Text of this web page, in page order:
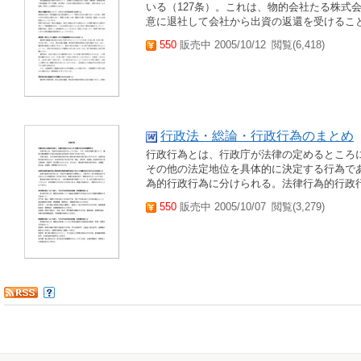
いる（127条）。これは、物的会社たる株式
意に退社して会社から出資の返還を受ける
550 販売中 2005/10/12 閲覧(6,418)
行政法・総論・行政行為のまとめ
行政行為とは、行政庁が法律の定めるとこ
その他の法定地位を具体的に決定する行為
為的行政行為に分けられる。法律行為的行
550 販売中 2005/10/07 閲覧(3,279)